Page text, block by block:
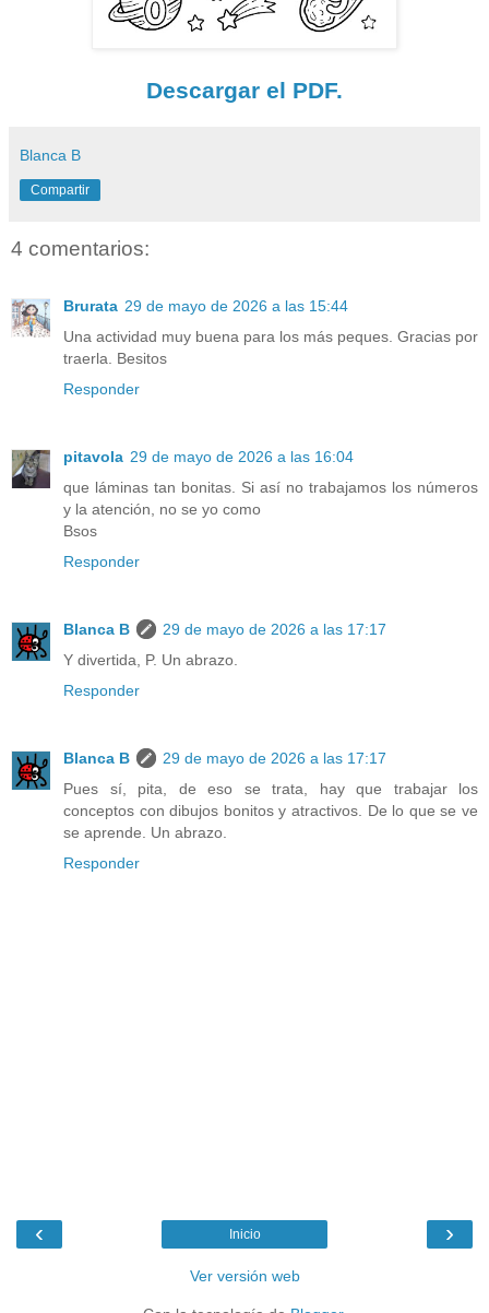
Descargar el PDF.
Blanca B
Compartir
4 comentarios:
Brurata 29 de mayo de 2026 a las 15:44
Una actividad muy buena para los más peques. Gracias por
traerla. Besitos
Responder
pitavola 29 de mayo de 2026 a las 16:04
que láminas tan bonitas. Si así no trabajamos los números
y la atención, no se yo como
Bsos
Responder
Blanca B
29 de mayo de 2026 a las 17:17
Y divertida, P. Un abrazo.
Responder
Blanca B
29 de mayo de 2026 a las 17:17
Pues sí, pita, de eso se trata, hay que trabajar los
conceptos con dibujos bonitos y atractivos. De lo que se ve
se aprende. Un abrazo.
Responder
‹ ›
Inicio
Ver versión web